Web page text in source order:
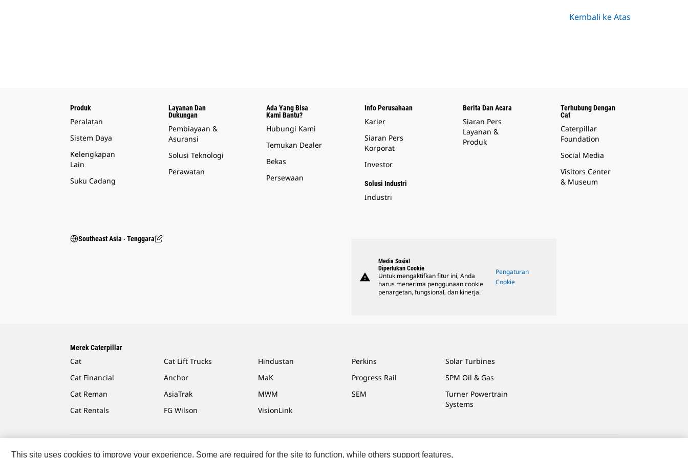
Kembali ke Atas
Produk
Peralatan
Sistem Daya
Kelengkapan
Lain
Suku Cadang
Layanan Dan
Dukungan
Pembiayaan &
Asuransi
Solusi Teknologi
Perawatan
Ada Yang Bisa
Kami Bantu?
Hubungi Kami
Temukan Dealer
Bekas
Persewaan
Info Perusahaan
Karier
Siaran Pers
Korporat
Investor
Solusi Industri
Industri
Berita Dan Acara
Siaran Pers
Layanan &
Produk
Terhubung Dengan
Cat
Caterpillar
Foundation
Social Media
Visitors Center
& Museum
Southeast Asia ‧ Tenggara
warning
Media Sosial
Diperlukan Cookie
Untuk mengaktifkan fitur ini, Anda
harus menerima penggunaan cookie
penargetan, fungsional, dan kinerja.
Pengaturan
Cookie
Merek Caterpillar
Cat
Cat Financial
Cat Reman
Cat Rentals
Cat Lift Trucks
Anchor
AsiaTrak
FG Wilson
Hindustan
MaK
MWM
VisionLink
Perkins
Progress Rail
SEM
Solar Turbines
SPM Oil & Gas
Turner Powertrain
Systems
This site uses cookies to improve your experience. Some are required for the site to function, while others support features,